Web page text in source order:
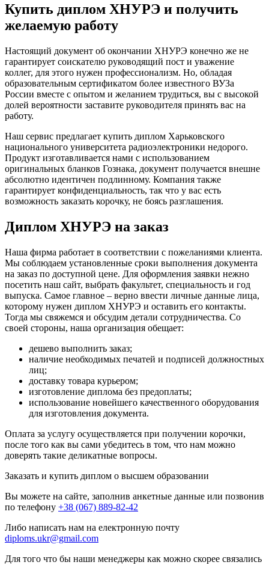
Купить диплом ХНУРЭ и получить
желаемую работу
Настоящий документ об окончании ХНУРЭ конечно же не
гарантирует соискателю руководящий пост и уважение
коллег, для этого нужен профессионализм. Но, обладая
образовательным сертификатом более известного ВУЗа
России вместе с опытом и желанием трудиться, вы с высокой
долей вероятности заставите руководителя принять вас на
работу.
Наш сервис предлагает купить диплом Харьковского
национального университета радиоэлектроники недорого.
Продукт изготавливается нами с использованием
оригинальных бланков Гознака, документ получается внешне
абсолютно идентичен подлинному. Компания также
гарантирует конфиденциальность, так что у вас есть
возможность заказать корочку, не боясь разглашения.
Диплом ХНУРЭ на заказ
Наша фирма работает в соответствии с пожеланиями клиента.
Мы соблюдаем установленные сроки выполнения документа
на заказ по доступной цене. Для оформления заявки нежно
посетить наш сайт, выбрать факультет, специальность и год
выпуска. Самое главное – верно ввести личные данные лица,
которому нужен диплом ХНУРЭ и оставить его контакты.
Тогда мы свяжемся и обсудим детали сотрудничества. Со
своей стороны, наша организация обещает:
дешево выполнить заказ;
наличие необходимых печатей и подписей должностных
лиц;
доставку товара курьером;
изготовление диплома без предоплаты;
использование новейшего качественного оборудования
для изготовления документа.
Оплата за услугу осуществляется при получении корочки,
после того как вы сами убедитесь в том, что нам можно
доверять такие деликатные вопросы.
Заказать и купить диплом о высшем образовании
Вы можете на сайте, заполнив анкетные данные или позвонив
по телефону +38 (067) 889-82-42
Либо написать нам на електронную почту
diploms.ukr@gmail.com
Для того что бы наши менеджеры как можно скорее связались